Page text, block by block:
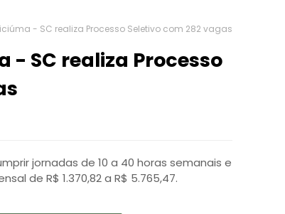
- SC realiza Processo Seletivo com 282 vagas
- SC realiza Processo
jornadas de 10 a 40 horas semanais e
de R$ 1.370,82 a R$ 5.765,47.